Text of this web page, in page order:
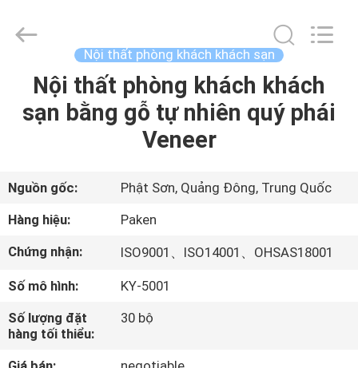
NHÀ
PHẨM
VỀ
TÔI
THAM
Foshan
Paken
Nội thất phòng khách khách sạn
Nội thất phòng khách khách
sạn bằng gỗ tự nhiên quý phái
Veneer
Nguồn gốc:
Phật Sơn, Quảng Đông, Trung Quốc
Hàng hiệu:
Paken
Chứng nhận:
ISO9001、ISO14001、OHSAS18001
Số mô hình:
KY-5001
Số lượng đặt
hàng tối thiểu:
30 bộ